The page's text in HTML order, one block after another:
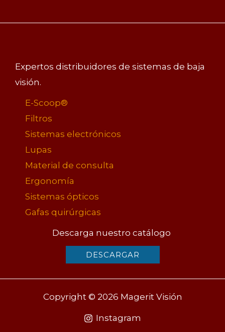
Expertos distribuidores de sistemas de baja
visión.
E-Scoop®
Filtros
Sistemas electrónicos
Lupas
Material de consulta
Ergonomía
Sistemas ópticos
Gafas quirúrgicas
Descarga nuestro catálogo
DESCARGAR
Copyright © 2026 Magerit Visión
Instagram